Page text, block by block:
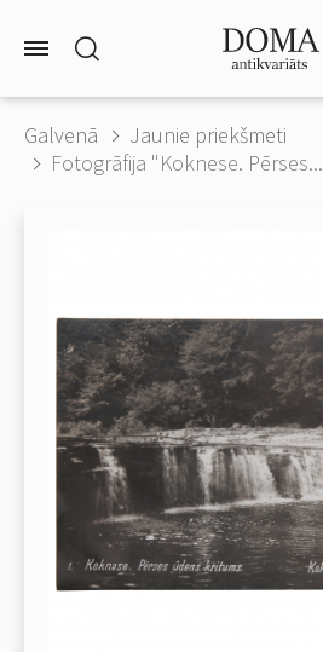
Galvenā
Jaunie priekšmeti
Fotogrāfija "Koknese. Pērses...